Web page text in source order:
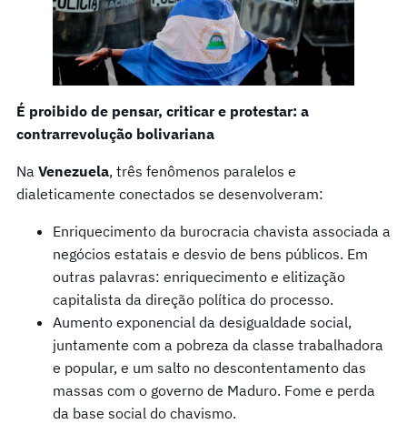
É proibido de pensar, criticar e protestar: a
contrarrevolução bolivariana
Na Venezuela, três fenômenos paralelos e
dialeticamente conectados se desenvolveram:
Enriquecimento da burocracia chavista associada a
negócios estatais e desvio de bens públicos. Em
outras palavras: enriquecimento e elitização
capitalista da direção política do processo.
Aumento exponencial da desigualdade social,
juntamente com a pobreza da classe trabalhadora
e popular, e um salto no descontentamento das
massas com o governo de Maduro. Fome e perda
da base social do chavismo.